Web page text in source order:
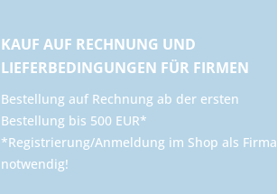
KAUF AUF RECHNUNG UND
LIEFERBEDINGUNGEN FÜR FIRMEN
​Bestellung auf Rechnung ab der ersten
Bestellung bis 500 EUR*
*Registrierung/Anmeldung im Shop als Firma
notwendig!